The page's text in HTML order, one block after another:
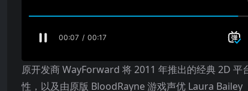
原开发商 WayForward 将 2011 年推出的经典 2D
性，以及由原版 BloodRayne 游戏声优 Laura